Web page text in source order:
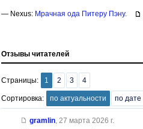
— Nexus: Мрачная ода Питеру Пэну.
Отзывы читателей
Страницы: 1 2 3 4
Сортировка: по актуальности по дате
gramlin, 27 марта 2026 г.